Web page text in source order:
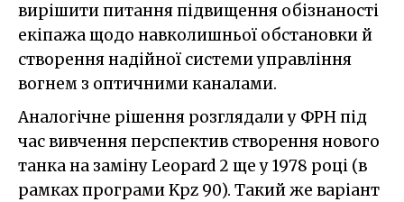
вирішити питання підвищення обізнаності
екіпажа щодо навколишньої обстановки й
створення надійної системи управління
вогнем з оптичними каналами.
Аналогічне рішення розглядали у ФРН під
час вивчення перспектив створення нового
танка на заміну Leopard 2 ще у 1978 році (в
рамках програми Kpz 90). Такий же варіант